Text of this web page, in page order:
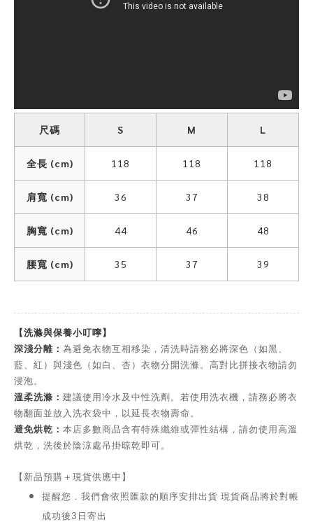
尺碼 S M L
全長 (cm) 118 118 118
肩寬 (cm) 36 37 38
胸寬 (cm) 44 46 48
腰寬 (cm) 35 37 39
【洗滌與保養小叮嚀】
深淺分離： 為避免衣物互相移染，清洗時請務必將深色（如黑、
藍、紅）與淺色（如白、杏）衣物分開洗滌。高對比拼接衣物請勿
浸泡。
溫柔洗滌： 建議使用冷水及中性洗劑。若使用洗衣機，請務必將衣
物翻面並放入洗衣袋中，以延長衣物壽命。
避免烘乾： 本店多數商品含有特殊纖維或彈性結構，請勿使用高溫
烘乾，洗後於陰涼處吊掛晾乾即可。
【新品預購＋現貨供應中】
提醒您．我們會依照匯款的順序安排出貨 現貨商品將於對帳
成功後3日寄出